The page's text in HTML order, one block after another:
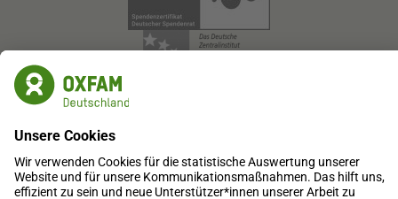
Oxfam Deutschland e.V.